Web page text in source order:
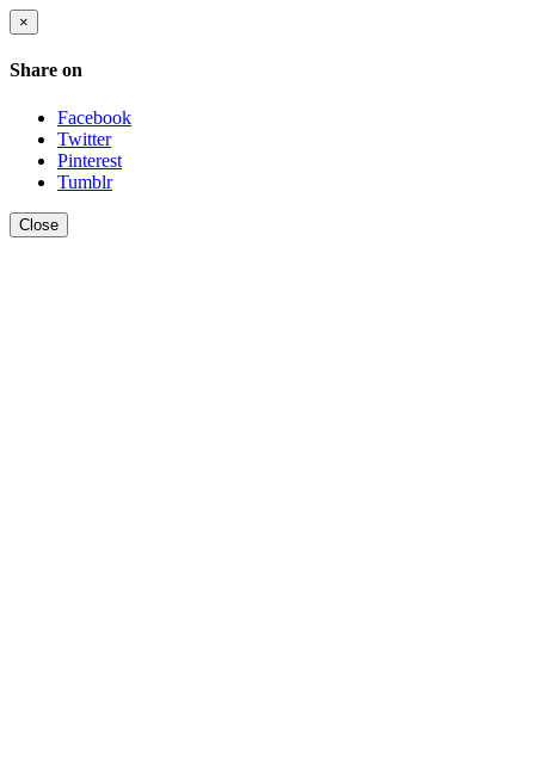
×
Share on
Facebook
Twitter
Pinterest
Tumblr
Close